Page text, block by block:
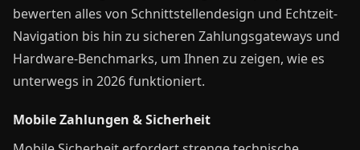
bewerten alles von Schnittstellendesign und Echtzeit-
Navigation bis hin zu sicheren Zahlungsgateways und
Hardware-Benchmarks, um Ihnen zu zeigen, wie es
unterwegs in 2026 funktioniert.
Mobile Zahlungen & Sicherheit